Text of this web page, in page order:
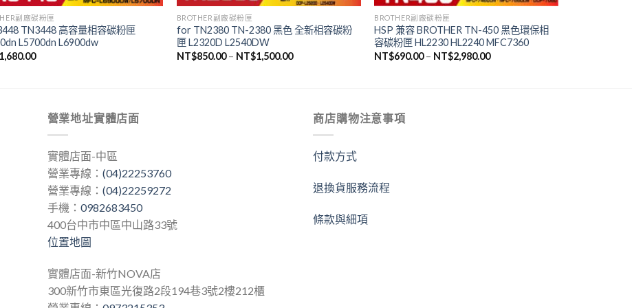
副廠碳粉匣
TN3448 高容量相容碳粉匣
L5700dn L6900dw
1,680.00
BROTHER副廠碳粉匣
for TN2380 TN-2380 黑色 全新相容碳粉
匣 L2320D L2540DW
NT$850.00– NT$1,500.00
BROTHER副廠碳粉匣
HSP 兼容 BROTHER TN-450 黑色環保相
容碳粉匣 HL2230 HL2240 MFC7360
NT$690.00– NT$2,980.00
營業地址實體店面
實體店面-中區
營業專線： (04)22253760
營業專線： (04)22259272
手機： 0982683450
400台中市中區中山路33號
位置地圖
實體店面-新竹NOVA店
300新竹市東區光復路2段194巷3號2樓212櫃
商店購物注意事項
付款方式
退換貨服務流程
條款與細項